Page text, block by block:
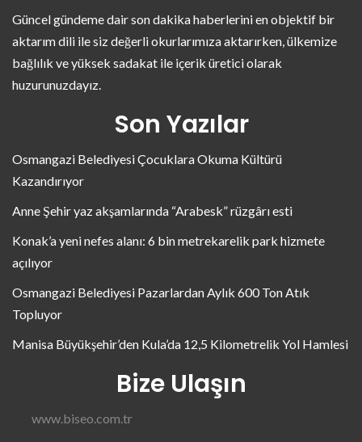
Güncel gündeme dair son dakika haberlerini en objektif bir
aktarım dili ile siz değerli okurlarımıza aktarırken, ülkemize
bağlılık ve yüksek sadakat ile içerik üretici olarak
huzurunuzdayız.
Son Yazılar
Osmangazi Belediyesi Çocuklara Okuma Kültürü
Kazandırıyor
Anne Şehir yaz akşamlarında “Arabesk” rüzgârı esti
Konak’a yeni nefes alanı: 6 bin metrekarelik park hizmete
açılıyor
Osmangazi Belediyesi Pazarlardan Aylık 600 Ton Atık
Topluyor
Manisa Büyükşehir’den Kula’da 12,5 Kilometrelik Yol Hamlesi
Bize Ulaşın
www.biseo.com.tr